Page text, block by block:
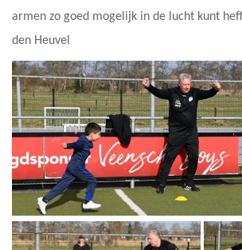
armen zo goed mogelijk in de lucht kunt
den Heuvel